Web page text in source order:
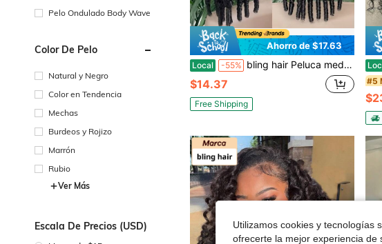
Pelo Ondulado Body Wave
Color De Pelo
Natural y Negro
Color en Tendencia
Mechas
Burdeos y Rojizo
Marrón
Rubio
Ver Más
Escala De Precios (USD)
Ahorro de $17.63
Local -55% bling hair Peluca media rizada birmana de cabello humano de 22 pulgadas, densidad del 250%, sin pegamento, con cordón, puntas rizadas en espiral, 3 en 1, con diadema, fácil de usar para principiantes, para mujeres
$14.37
Free Shipping
#5
Utilizamos cookies y tecnologías
ofrecerte la mejor experiencia de